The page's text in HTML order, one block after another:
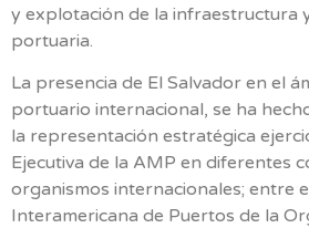
y explotación de la infraestructura
portuaria.
La presencia de El Salvador en el
portuario internacional, se ha
la representación estratégica
Ejecutiva de la AMP en diferentes
organismos internacionales; entre
Interamericana de Puertos de la